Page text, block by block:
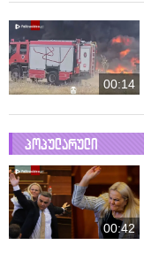
00:14
პოპულარული
00:42